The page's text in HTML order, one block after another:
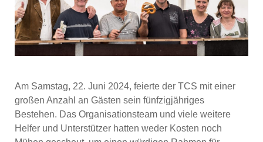
Am Samstag, 22. Juni 2024, feierte der TCS mit einer
großen Anzahl an Gästen sein fünfzigjähriges
Bestehen. Das Organisationsteam und viele weitere
Helfer und Unterstützer hatten weder Kosten noch